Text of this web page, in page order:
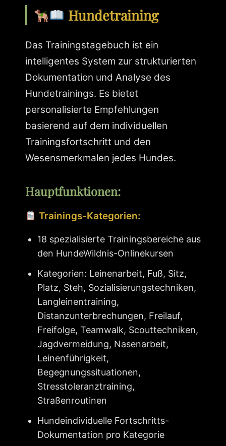
Hundetraining
Das Trainingstagebuch ist ein
intelligentes System zur strukturierten
Dokumentation und Analyse des
Hundetrainings. Es bietet
personalisierte Empfehlungen
basierend auf dem individuellen
Trainingsfortschritt und den
Wesensmerkmalen jedes Hundes.
Hauptfunktionen:
Trainings-Kategorien:
18 spezialisierte Trainingsbereiche aus
den HundeWildnis-Onlinekursen
Kategorien: Leinenarbeit, Fuß, Sitz,
Platz, Steh, Sozialisierungstechniken,
Langleinentraining,
Distanzunterbrechungen, Freilauf,
Freifolge, Teamwalk, Scouttechniken,
Jagdvermeidung, Nasenarbeit,
Leinenführigkeit,
Begegnungssituationen,
Stresstoleranztraining,
Straßenroutinen
Hundeindividuelle Fortschritts-
Dokumentation pro Kategorie